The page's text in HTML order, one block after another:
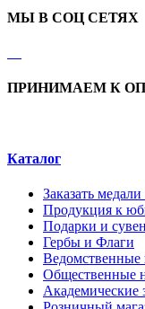
МЫ В СОЦ СЕТЯХ
ПРИНИМАЕМ К
Каталог
Заказать
Продукция к
Подарки и
Гербы и Флаги
Ведомственные
Общественные
Академические